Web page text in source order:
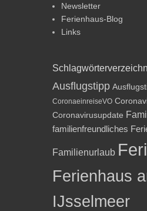
Newsletter
Ferienhaus-Blog
Links
Ausflugstipp
CoronaeinreiseVO
Coronavirusupdate
familienfreundliches
Familienurlaub
Ferienhaus
IJsselmeer